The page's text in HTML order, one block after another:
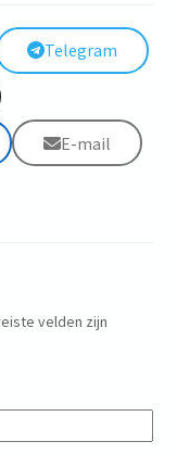
Telegram
E-mail
velden zijn